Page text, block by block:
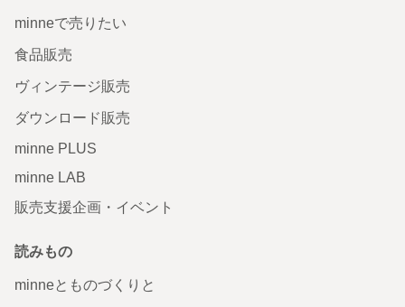
minneで売りたい
食品販売
ヴィンテージ販売
ダウンロード販売
minne PLUS
minne LAB
販売支援企画・イベント
読みもの
minneとものづくりと